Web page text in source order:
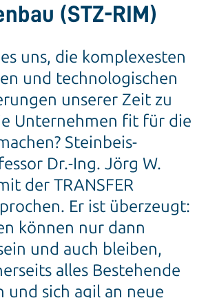
(STZ-RIM)
uns, die komplexesten
und technologischen
unserer Zeit zu
Unternehmen fit für die
Steinbeis-
Dr.-Ing. Jörg W.
der TRANSFER
Er ist überzeugt:
können nur dann
und auch bleiben,
alles Bestehende
und sich agil an neue